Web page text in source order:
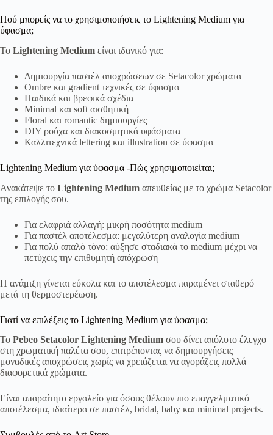
Πού μπορείς να το χρησιμοποιήσεις το Lightening Medium για
ύφασμα;
Το Lightening Medium είναι ιδανικό για:
Δημιουργία παστέλ αποχρώσεων σε Setacolor χρώματα
Ombre και gradient τεχνικές σε ύφασμα
Παιδικά και βρεφικά σχέδια
Minimal και soft αισθητική
Floral και romantic δημιουργίες
DIY ρούχα και διακοσμητικά υφάσματα
Καλλιτεχνικά lettering και illustration σε ύφασμα
Lightening Medium για ύφασμα -Πώς χρησιμοποιείται;
Ανακάτεψε το Lightening Medium απευθείας με το χρώμα Setacolor
της επιλογής σου.
Για ελαφριά αλλαγή: μικρή ποσότητα medium
Για παστέλ αποτέλεσμα: μεγαλύτερη αναλογία medium
Για πολύ απαλό τόνο: αύξησε σταδιακά το medium μέχρι να
πετύχεις την επιθυμητή απόχρωση
Η ανάμιξη γίνεται εύκολα και το αποτέλεσμα παραμένει σταθερό
μετά τη θερμοστερέωση.
Γιατί να επιλέξεις το Lightening Medium για ύφασμα;
Το Pebeo Setacolor Lightening Medium σου δίνει απόλυτο έλεγχο
στη χρωματική παλέτα σου, επιτρέποντας να δημιουργήσεις
μοναδικές αποχρώσεις χωρίς να χρειάζεται να αγοράζεις πολλά
διαφορετικά χρώματα.
Είναι απαραίτητο εργαλείο για όσους θέλουν πιο επαγγελματικό
αποτέλεσμα, ιδιαίτερα σε παστέλ, bridal, baby και minimal projects.